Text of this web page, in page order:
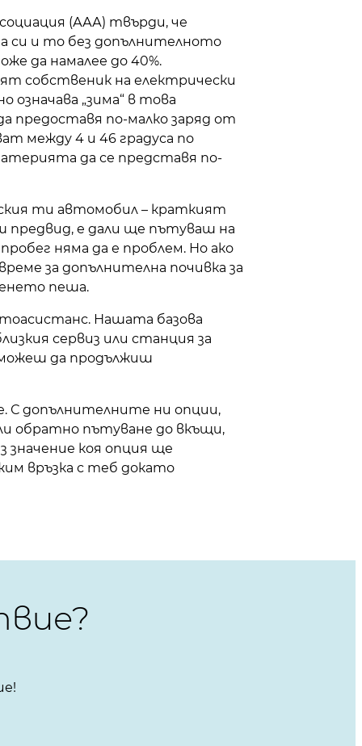
(ААА) твърди, че
си и то без допълнителното
да намалее до 40%.
собственик на електрически
означава „зима“ в това
предоставя по-малко заряд от
между 4 и 46 градуса по
да се представя по-
ти автомобил – краткият
предвид, е дали ще пътуваш на
няма да е проблем. Но ако
за допълнителна почивка за
пеша.
Нашата базова
сервиз или станция за
можеш да продължиш
С допълнителните ни опции,
обратно пътуване до вкъщи,
значение коя опция ще
връзка с теб докато